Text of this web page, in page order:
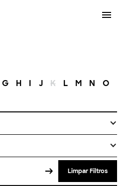
G H I J K L M N O
Limpar Filtros